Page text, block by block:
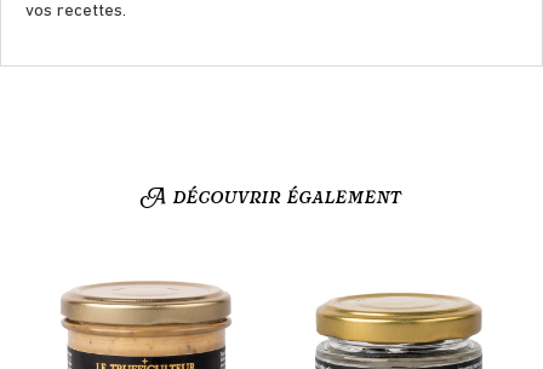
vos recettes.
A découvrir également